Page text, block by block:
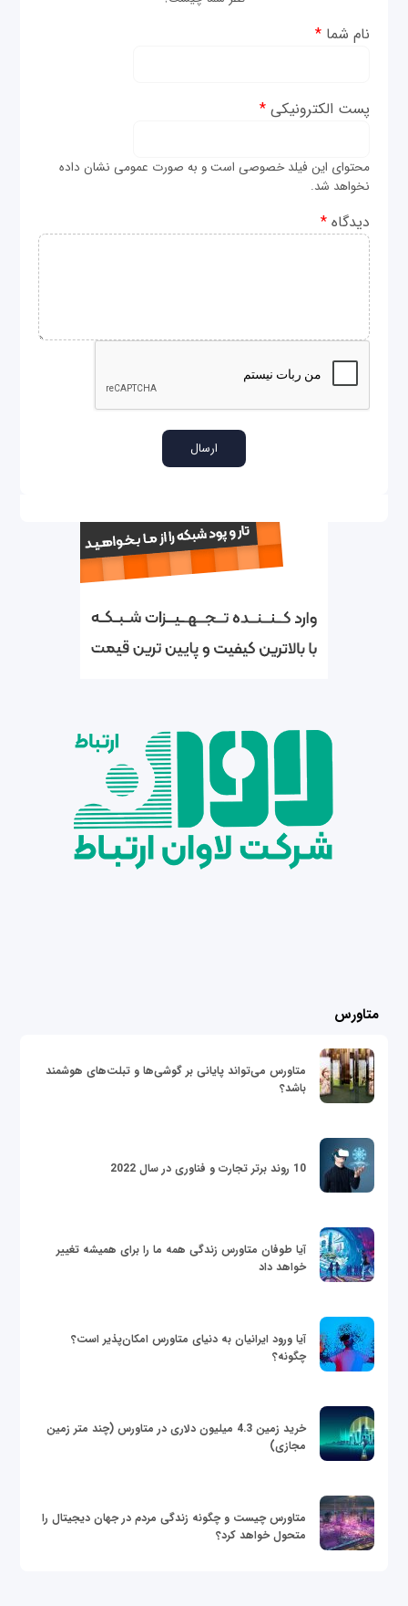
نام شما*
پست الکترونیکی*
محتوای این فیلد خصوصی است و به صورت عمومی نشان داده
نخواهد شد.
دیدگاه*
متاورس
متاورس می‌تواند پایانی بر گوشی‌ها و تبلت‌های هوشمند
باشد؟
10 روند برتر تجارت و فناوری در سال 2022
آیا طوفان متاورس زندگی همه ما را برای همیشه تغییر
خواهد داد
آیا ورود ایرانیان به دنیای متاورس امکان‌پذیر است؟
چگونه؟
خرید زمین 4.3 میلیون دلاری در متاورس (چند متر زمین
مجازی)
متاورس چیست و چگونه زندگی مردم در جهان دیجیتال را
متحول خواهد کرد؟